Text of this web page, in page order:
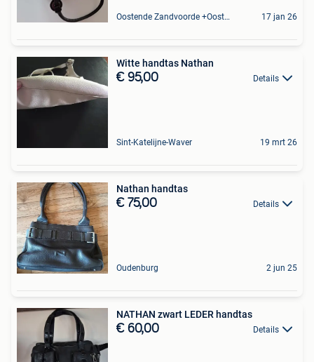
Oostende Zandvoorde +Oostende 17 jan 26
Witte handtas Nathan
€ 95,00 Details
Sint-Katelijne-Waver 19 mrt 26
Nathan handtas
€ 75,00 Details
Oudenburg 2 jun 25
NATHAN zwart LEDER handtas
€ 60,00 Details